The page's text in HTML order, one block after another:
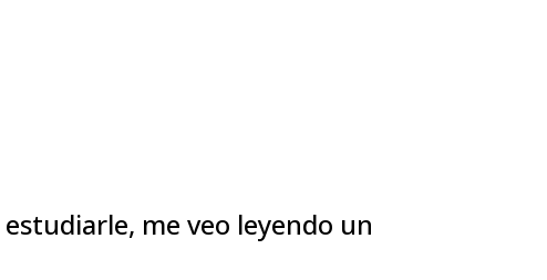
me veo leyendo un